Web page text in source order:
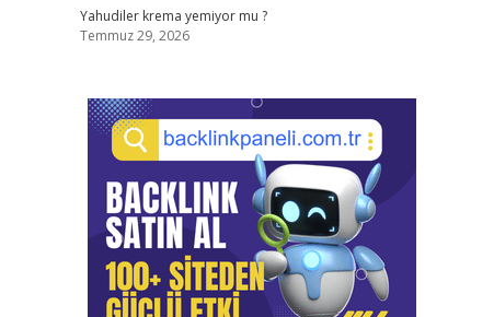
Yahudiler krema yemiyor mu ?
Temmuz 29, 2026